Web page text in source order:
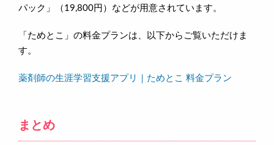
パック」（19,800円）などが用意されています。
「ためとこ」の料金プランは、以下からご覧いただけま
す。
薬剤師の生涯学習支援アプリ｜ためとこ 料金プラン
まとめ